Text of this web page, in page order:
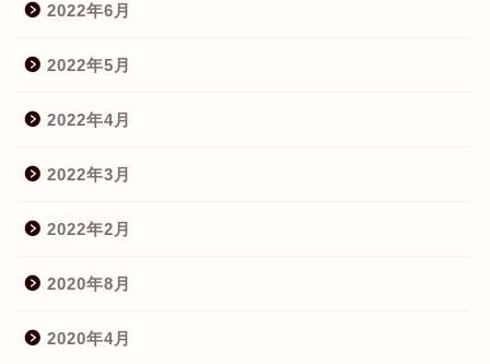
2022年6月
2022年5月
2022年4月
2022年3月
2022年2月
2020年8月
2020年4月